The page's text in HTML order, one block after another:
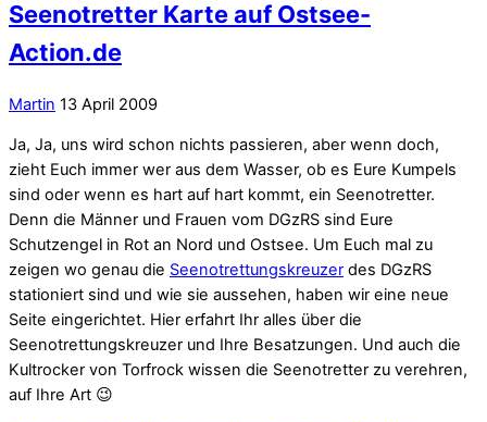
Seenotretter Karte auf Ostsee-
Action.de
Martin 13 April 2009
Ja, Ja, uns wird schon nichts passieren, aber wenn doch,
zieht Euch immer wer aus dem Wasser, ob es Eure Kumpels
sind oder wenn es hart auf hart kommt, ein Seenotretter.
Denn die Männer und Frauen vom DGzRS sind Eure
Schutzengel in Rot an Nord und Ostsee. Um Euch mal zu
zeigen wo genau die Seenotrettungskreuzer des DGzRS
stationiert sind und wie sie aussehen, haben wir eine neue
Seite eingerichtet. Hier erfahrt Ihr alles über die
Seenotrettungskreuzer und Ihre Besatzungen. Und auch die
Kultrocker von Torfrock wissen die Seenotretter zu verehren,
auf Ihre Art 😉